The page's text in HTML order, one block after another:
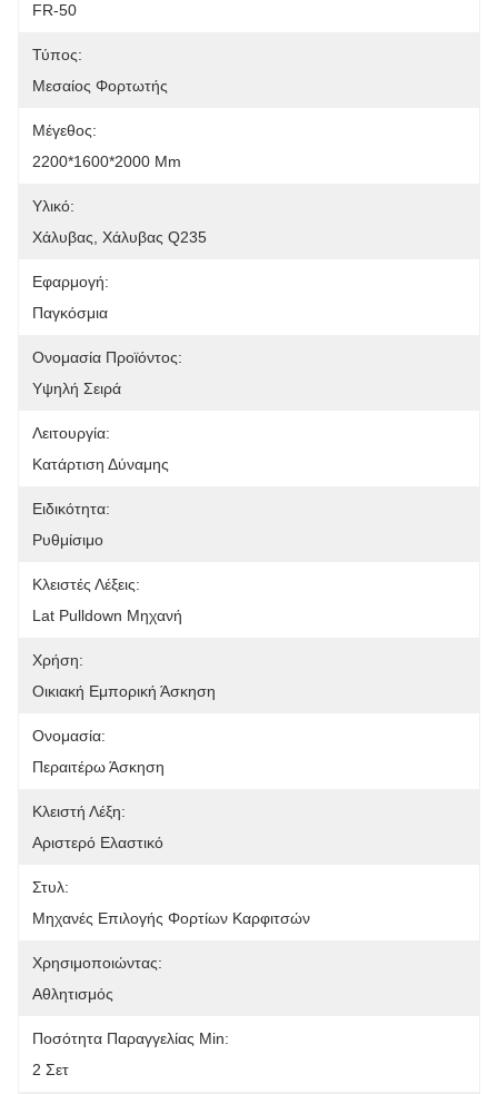
FR-50
Τύπος:
Μεσαίος Φορτωτής
Μέγεθος:
2200*1600*2000 Mm
Υλικό:
Χάλυβας, Χάλυβας Q235
Εφαρμογή:
Παγκόσμια
Ονομασία Προϊόντος:
Υψηλή Σειρά
Λειτουργία:
Κατάρτιση Δύναμης
Ειδικότητα:
Ρυθμίσιμο
Κλειστές Λέξεις:
Lat Pulldown Μηχανή
Χρήση:
Οικιακή Εμπορική Άσκηση
Ονομασία:
Περαιτέρω Άσκηση
Κλειστή Λέξη:
Αριστερό Ελαστικό
Στυλ:
Μηχανές Επιλογής Φορτίων Καρφιτσών
Χρησιμοποιώντας:
Αθλητισμός
Ποσότητα Παραγγελίας Min:
2 Σετ